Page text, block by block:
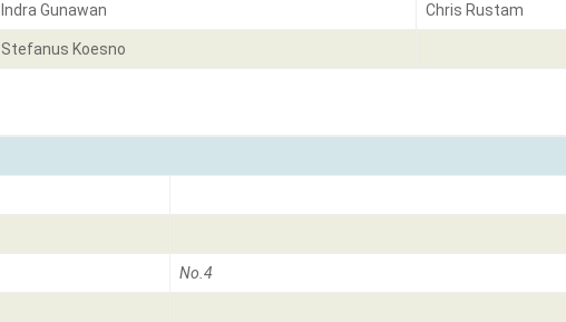
Indra Gunawan Chris Rustam
Stefanus Koesno
No.4